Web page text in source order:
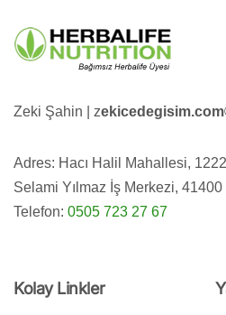
Zeki Şahin | zekicedegisim.com
Adres: Hacı Halil Mahallesi,
Selami Yılmaz İş Merkezi,
Telefon: 0505 723 27 67
Kolay Linkler